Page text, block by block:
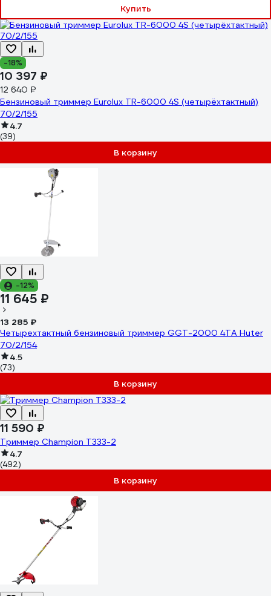
Купить
-18%
10 397 ₽
12 640 ₽
Бензиновый триммер Eurolux TR-6000 4S (четырёхтактный)
70/2/155
4.7
(39)
В корзину
-12%
11 645 ₽
13 285 ₽
Четырехтактный бензиновый триммер GGT-2000 4ТА Huter
70/2/154
4.5
(73)
В корзину
11 590 ₽
Триммер Champion Т333-2
4.7
(492)
В корзину